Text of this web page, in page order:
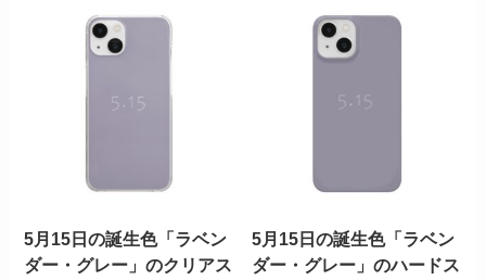
5月15日の誕生色「ラベン
ダー・グレー」のクリアス
5月15日の誕生色「ラベン
ダー・グレー」のハードス